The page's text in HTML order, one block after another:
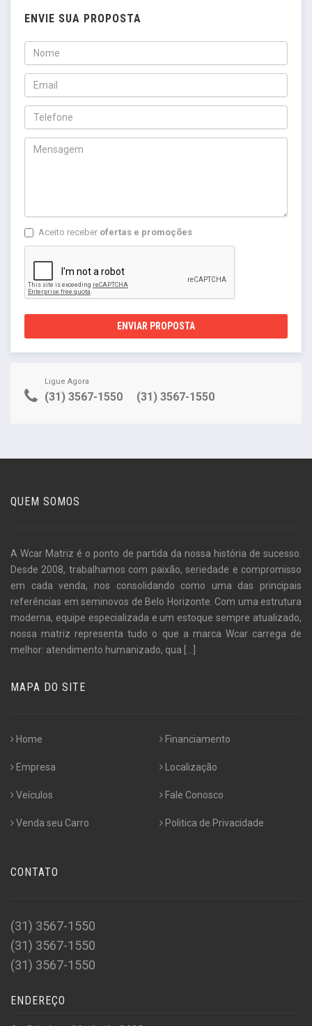
ENVIE SUA PROPOSTA
Aceito receber ofertas e promoções
ENVIAR PROPOSTA
Ligue Agora
(31) 3567-1550 (31) 3567-1550
QUEM SOMOS
A Wcar Matriz é o ponto de partida da nossa história de sucesso.
Desde 2008, trabalhamos com paixão, seriedade e compromisso
em cada venda, nos consolidando como uma das principais
referências em seminovos de Belo Horizonte. Com uma estrutura
moderna, equipe especializada e um estoque sempre atualizado,
nossa matriz representa tudo o que a marca Wcar carrega de
melhor: atendimento humanizado, qua [...]
MAPA DO SITE
Home
Empresa
Veículos
Venda seu Carro
Financiamento
Localização
Fale Conosco
Politica de Privacidade
CONTATO
(31) 3567-1550
(31) 3567-1550
(31) 3567-1550
ENDEREÇO